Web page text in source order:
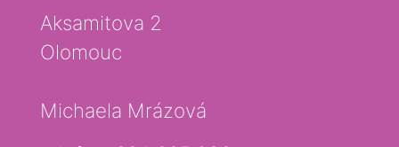
Aksamitova 2
Olomouc
Michaela Mrázová